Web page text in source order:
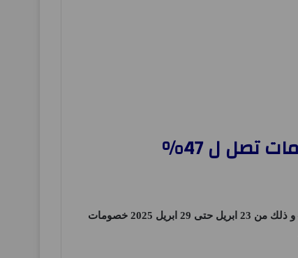
– و ذلك من 23 ابريل حتى 29 ابريل 2025 خصومات